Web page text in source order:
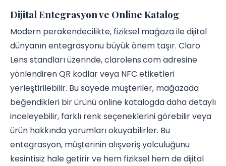
Dijital Entegrasyon ve Online Katalog
Modern perakendecilikte, fiziksel mağaza ile dijital
dünyanın entegrasyonu büyük önem taşır. Claro
Lens standları üzerinde, clarolens.com adresine
yönlendiren QR kodlar veya NFC etiketleri
yerleştirilebilir. Bu sayede müşteriler, mağazada
beğendikleri bir ürünü online katalogda daha detaylı
inceleyebilir, farklı renk seçeneklerini görebilir veya
ürün hakkında yorumları okuyabilirler. Bu
entegrasyon, müşterinin alışveriş yolculuğunu
kesintisiz hale getirir ve hem fiziksel hem de dijital